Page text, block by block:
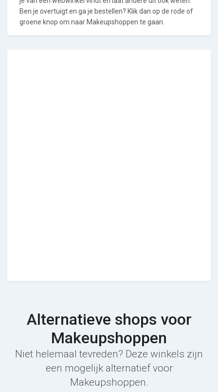
Ben je overtuigt en ga je bestellen? Klik dan op de rode of
groene knop om naar Makeupshoppen te gaan.
Alternatieve shops voor
Makeupshoppen
Niet helemaal tevreden? Deze winkels zijn
een mogelijk alternatief voor
Makeupshoppen.